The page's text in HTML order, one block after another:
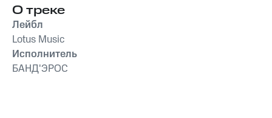
О треке
Лейбл
Lotus Musiс
Исполнитель
БАНД'ЭРОС